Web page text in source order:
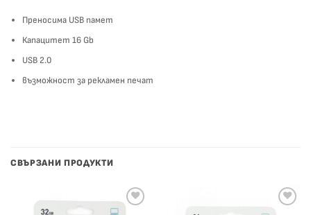
Преносима USB памет
Капацитет 16 Gb
USB 2.0
възможност за рекламен печат
СВЪРЗАНИ ПРОДУКТИ